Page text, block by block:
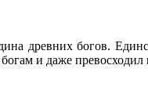
древних богов.
и даже